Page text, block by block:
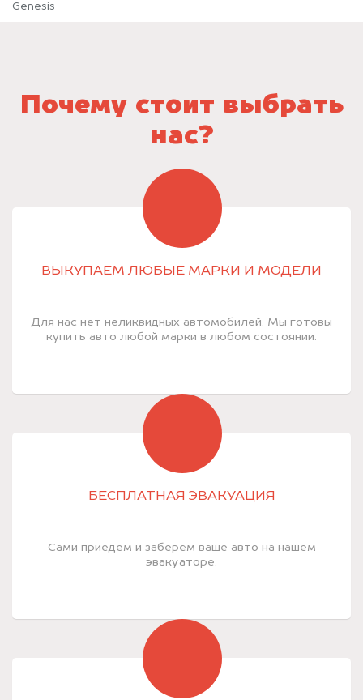
Genesis
Почему стоит выбрать
нас?
ВЫКУПАЕМ ЛЮБЫЕ МАРКИ И МОДЕЛИ
Для нас нет неликвидных автомобилей. Мы готовы
купить авто любой марки в любом состоянии.
БЕСПЛАТНАЯ ЭВАКУАЦИЯ
Сами приедем и заберём ваше авто на нашем
эвакуаторе.